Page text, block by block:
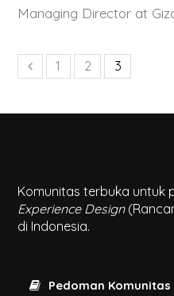
Managing Director at
1 2 3
Komunitas terbuka untuk
Experience Design
di Indonesia.
Pedoman Komunitas